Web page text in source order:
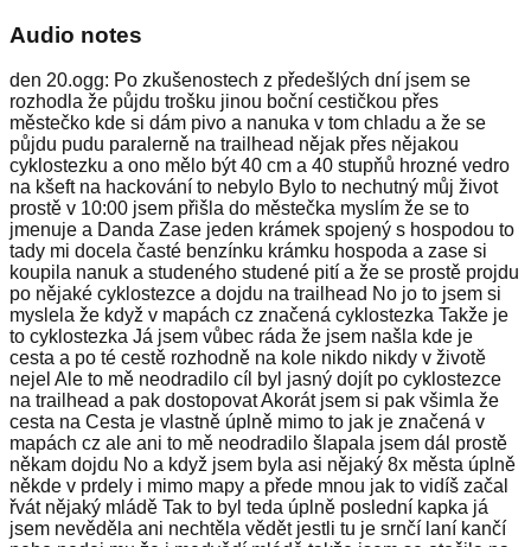
Audio notes
den 20.ogg: Po zkušenostech z předešlých dní jsem se
rozhodla že půjdu trošku jinou boční cestičkou přes
městečko kde si dám pivo a nanuka v tom chladu a že se
půjdu pudu paralerně na trailhead nějak přes nějakou
cyklostezku a ono mělo být 40 cm a 40 stupňů hrozné vedro
na kšeft na hackování to nebylo Bylo to nechutný můj život
prostě v 10:00 jsem přišla do městečka myslím že se to
jmenuje a Danda Zase jeden krámek spojený s hospodou to
tady mi docela časté benzínku krámku hospoda a zase si
koupila nanuk a studeného studené pití a že se prostě projdu
po nějaké cyklostezce a dojdu na trailhead No jo to jsem si
myslela že když v mapách cz značená cyklostezka Takže je
to cyklostezka Já jsem vůbec ráda že jsem našla kde je
cesta a po té cestě rozhodně na kole nikdo nikdy v životě
nejel Ale to mě neodradilo cíl byl jasný dojít po cyklostezce
na trailhead a pak dostopovat Akorát jsem si pak všimla že
cesta na Cesta je vlastně úplně mimo to jak je značená v
mapách cz ale ani to mě neodradilo šlapala jsem dál prostě
někam dojdu No a když jsem byla asi nějaký 8x města úplně
někde v prdely i mimo mapy a přede mnou jak to vidíš začal
řvát nějaký mládě Tak to byl teda úplně poslední kapka já
jsem nevěděla ani nechtěla vědět jestli tu je srnčí laní kančí